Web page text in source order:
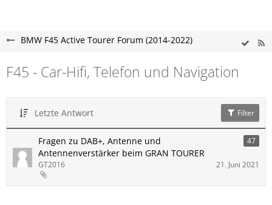
BMW F45 Active Tourer Forum (2014-2022)
F45 - Car-Hifi, Telefon und Navigation
Letzte Antwort Filter
Fragen zu DAB+, Antenne und
Antennenverstärker beim GRAN TOURER
47
GT2016 21. Juni 2021